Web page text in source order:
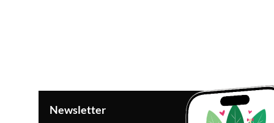
Newsletter